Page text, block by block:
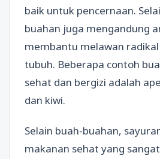
baik untuk pencernaan.
buahan juga mengandung
membantu melawan
tubuh. Beberapa contoh
sehat dan bergizi adalah
dan kiwi.
Selain buah-buahan,
makanan sehat yang